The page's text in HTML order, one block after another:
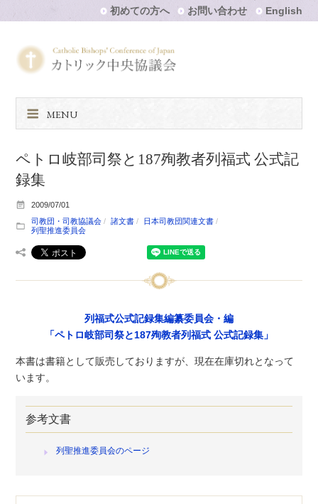
初めての方へ お問い合わせ English
MENU
ペトロ岐部司祭と187殉教者列福式 公式記
録集
2009/07/01
司教団・司教協議会
諸文書
日本司教団関連文書
列聖推進委員会
列福式公式記録集編纂委員会・編
「ペトロ岐部司祭と187殉教者列福式 公式記録集」
本書は書籍として販売しておりますが、現在在庫切れとなって
います。
参考文書
列聖推進委員会のページ